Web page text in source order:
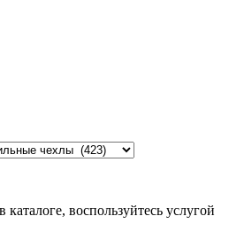
воспользуйтесь услугой